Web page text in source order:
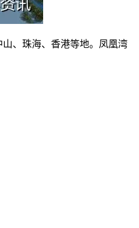
、珠海、香港等地。凤凰湾